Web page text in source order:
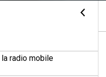
radio mobile